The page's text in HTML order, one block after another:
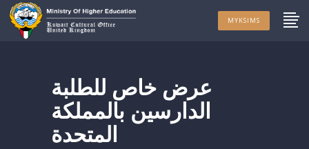
MYKSIMS
عرض خاص للطلبة
الدارسين بالمملكة
المتحدة